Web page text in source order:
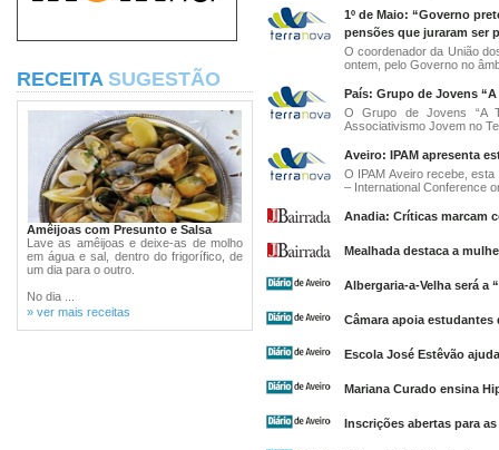
RECEITA SUGESTÃO
Amêijoas com Presunto e Salsa
Lave as amêijoas e deixe-as de molho
em água e sal, dentro do frigorífico, de
um dia para o outro.
No dia ...
» ver mais receitas
1º de Maio: “Governo
pensões que juraram ser
O coordenador da União
ontem, pelo Governo no
País: Grupo de Jovens
O Grupo de Jovens “A
Associativismo Jovem no
Aveiro: IPAM apresenta
O IPAM Aveiro recebe,
– International Conference
Anadia: Críticas marcam
Mealhada destaca a
Albergaria-a-Velha será a
Câmara apoia
Escola José Estêvão
Mariana Curado ensina
Inscrições abertas para